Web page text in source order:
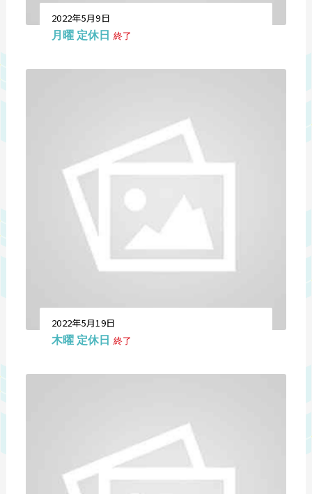
2022年5月9日
月曜 定休日 終了
2022年5月19日
木曜 定休日 終了